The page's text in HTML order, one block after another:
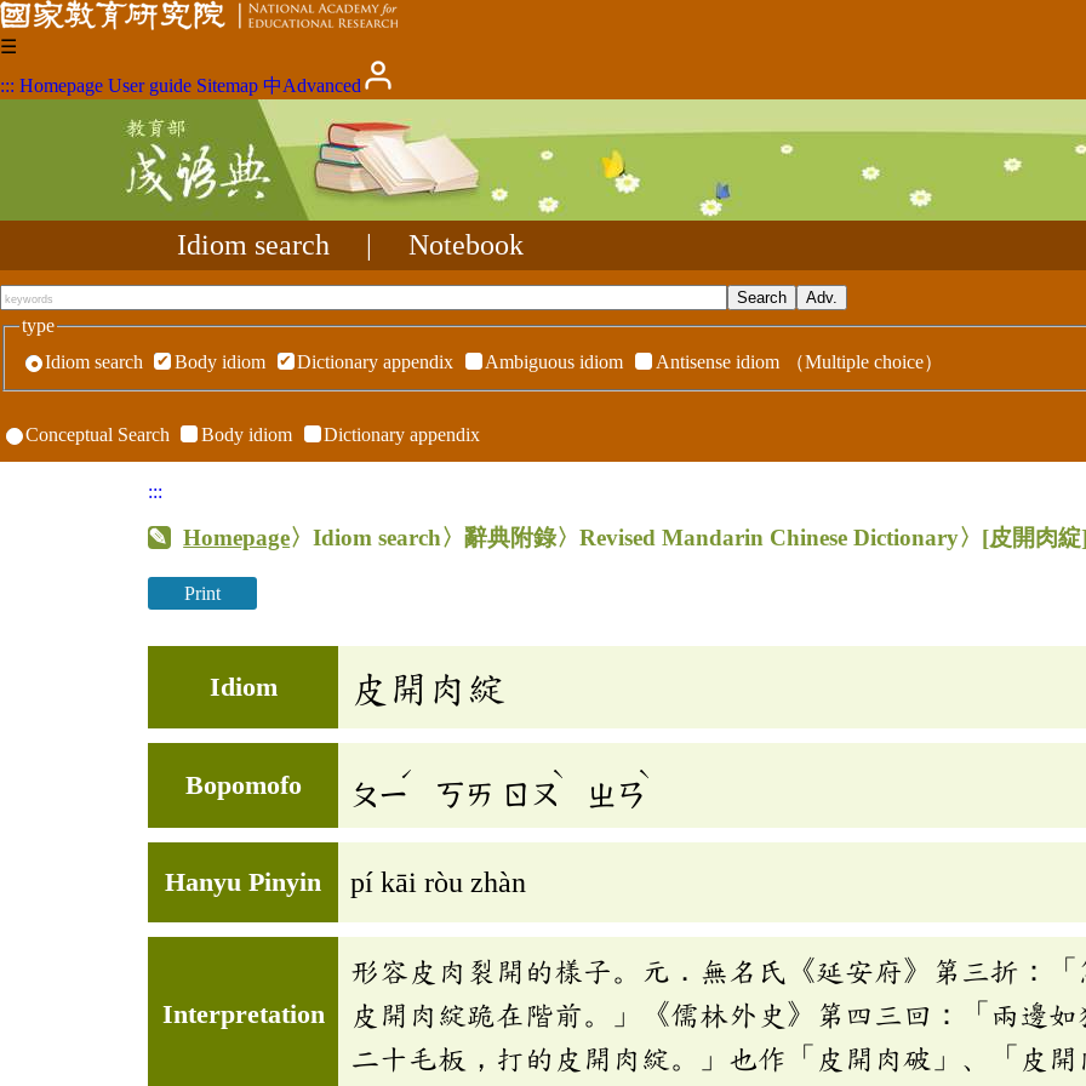
☰
::: Homepage User guide Sitemap 中Advanced
Idiom search Notebook
type
Idiom search
Body idiom Dictionary appendix Ambiguous idiom Antisense idiom （Multiple choice）
Conceptual Search Body idiom Dictionary appendix
:::
Homepage〉Idiom search〉辭典附錄〉Revised Mandarin Chinese Dictionary〉 [皮開肉
Print
Idiom 皮開肉綻
Bopomofo ㄆㄧ
ˊ
ㄎㄞ ㄖㄡ
ˋ
ㄓㄢ
ˋ
Hanyu Pinyin pí kāi ròu zhàn
Interpretation
形容皮肉裂開的樣子。元．無名氏《延安府》第三折：
皮開肉綻跪在階前。」《儒林外史》第四三回：「兩邊
二十毛板，打的皮開肉綻。」也作「皮開肉破」、「皮